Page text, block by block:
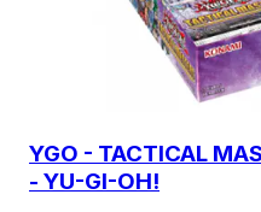
YGO - TACTICAL
- YU-GI-OH!